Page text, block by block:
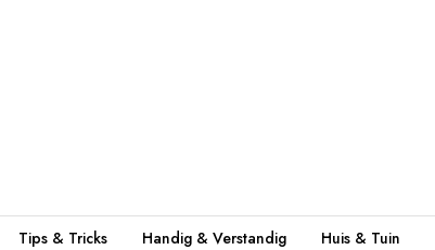
Tips & Tricks Handig & Verstandig Huis & Tuin